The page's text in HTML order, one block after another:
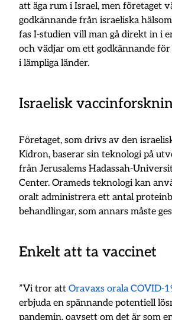
att äga rum i Israel, men företaget
godkännande från israeliska
fas I-studien vill man gå direkt in i
och vädjar om ett godkännande
i lämpliga länder.
Israelisk
Företaget, som drivs av den
Kidron, baserar sin teknologi på
från Jerusalems Hadassah-
Center. Orameds teknologi kan
oralt administrera ett antal
behandlingar, som annars måste
Enkelt att ta vaccinet
”Vi tror attOravaxs orala COVID-
erbjuda en spännande potentiell
pandemin, oavsett om det är som